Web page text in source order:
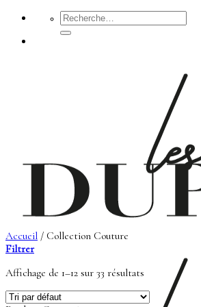
Passer
contenu
Recherche
pour :
Accueil / Collection Couture
Filtrer
Affichage de 1–12 sur 33 résultats